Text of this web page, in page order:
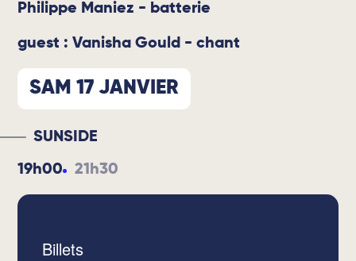
Philippe Maniez - batterie
guest : Vanisha Gould - chant
SAM 17 JANVIER
SUNSIDE
19h00 21h30
Billets